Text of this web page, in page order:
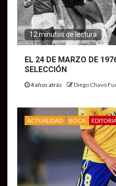
12 minutos de lectura
EL 24 DE MARZO DE
SELECCIÓN
4 años atrás Diego Chavo
ACTUALIDAD BOCA